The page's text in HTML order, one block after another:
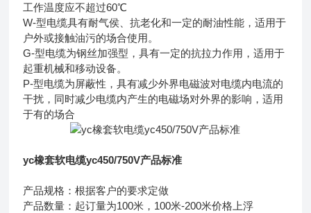
工作温度应不超过60℃
W-型电缆具有耐气侯、抗老化和一定的耐油性能，适用于
户外或接触油污的场合使用。
G-型电缆为钢丝加强型，具有一定的抗拉力作用，适用于
起重机械和移动设备。
P-型电缆为屏蔽性，具有减少外界电磁波对电缆内电流的
干扰，同时减少电缆内产生的电磁场对外界的影响，适用
于有的场合
yc橡套软电缆yc450/750V产品标准
产品规格：根据客户的要求定做
产品数量：起订量为100米，100米-200米价格上浮